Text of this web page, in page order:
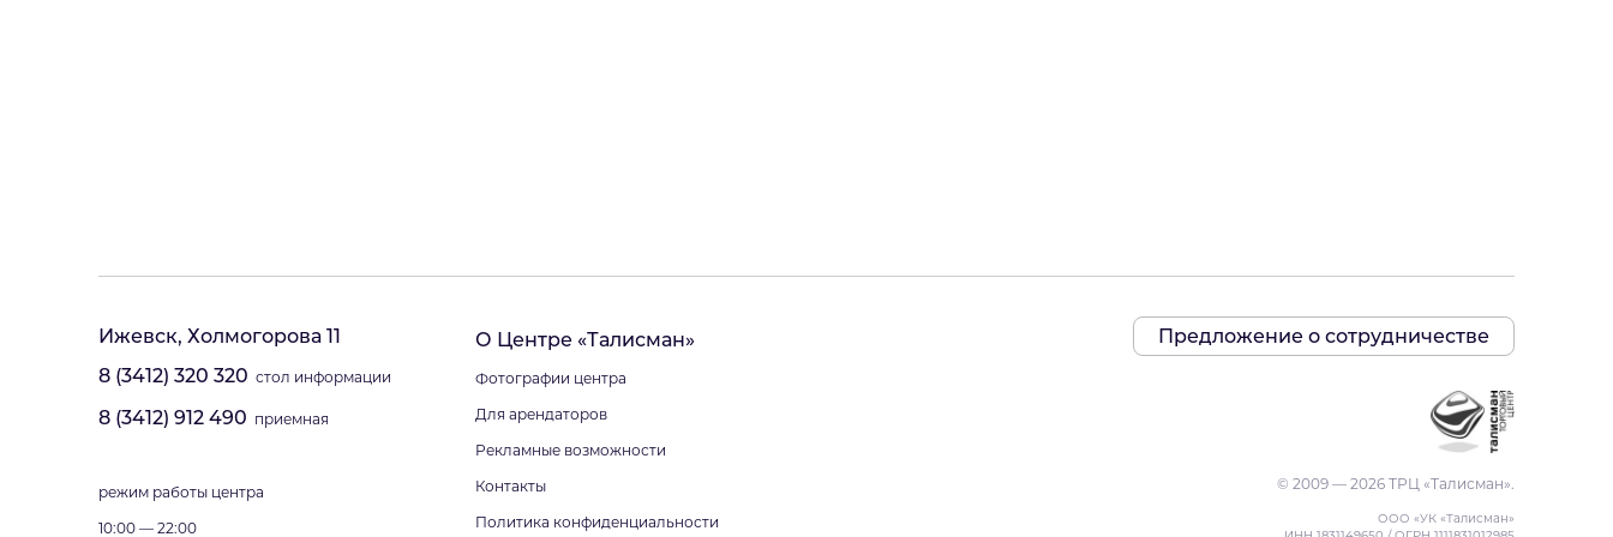
Ижевск, Холмогорова 11
8 (3412) 320 320 стол информации
8 (3412) 912 490 приемная
режим работы центра
10:00 — 22:00
О Центре «Талисман»
Фотографии центра
Для арендаторов
Рекламные возможности
Контакты
Политика конфиденциальности
Предложение о сотрудничестве
© 2009 — 2026 ТРЦ «Талисман».
ООО «УК «Талисман»